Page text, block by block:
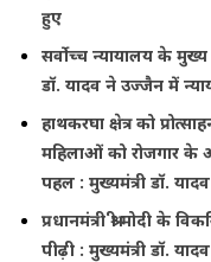
हुए
सर्वोच्च न्यायालय के मुख्‍य
डॉ. यादव ने उज्जैन में
हाथकरघा क्षेत्र को
महिलाओं को रोजगार के
पहल : मुख्यमंत्री डॉ. यादव
प्रधानमंत्री श्री मोदी के
पीढ़ी : मुख्यमंत्री डॉ. यादव